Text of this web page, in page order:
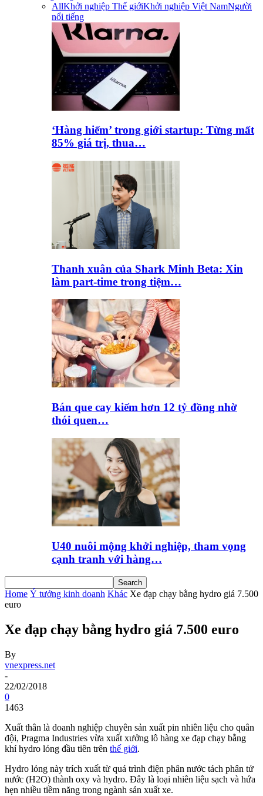
AllKhởi nghiệp Thế giớiKhởi nghiệp Việt NamNgười
nổi tiếng
‘Hàng hiếm’ trong giới startup: Từng mất
85% giá trị, thua…
Thanh xuân của Shark Minh Beta: Xin
làm part-time trong tiệm…
Bán que cay kiếm hơn 12 tỷ đồng nhờ
thói quen…
U40 nuôi mộng khởi nghiệp, tham vọng
cạnh tranh với hàng…
Home Ý tưởng kinh doanh Khác Xe đạp chạy bằng hydro giá 7.500
euro
Xe đạp chạy bằng hydro giá 7.500 euro
By
vnexpress.net
-
22/02/2018
0
1463
Xuất thân là doanh nghiệp chuyên sản xuất pin nhiên liệu cho quân
đội, Pragma Industries vừa xuất xưởng lô hàng xe đạp chạy bằng
khí hydro lỏng đầu tiên trên thế giới.
Hydro lỏng này trích xuất từ quá trình điện phân nước tách phân tử
nước (H2O) thành oxy và hydro. Đây là loại nhiên liệu sạch và hứa
hẹn nhiều tiềm năng trong ngành sản xuất xe.